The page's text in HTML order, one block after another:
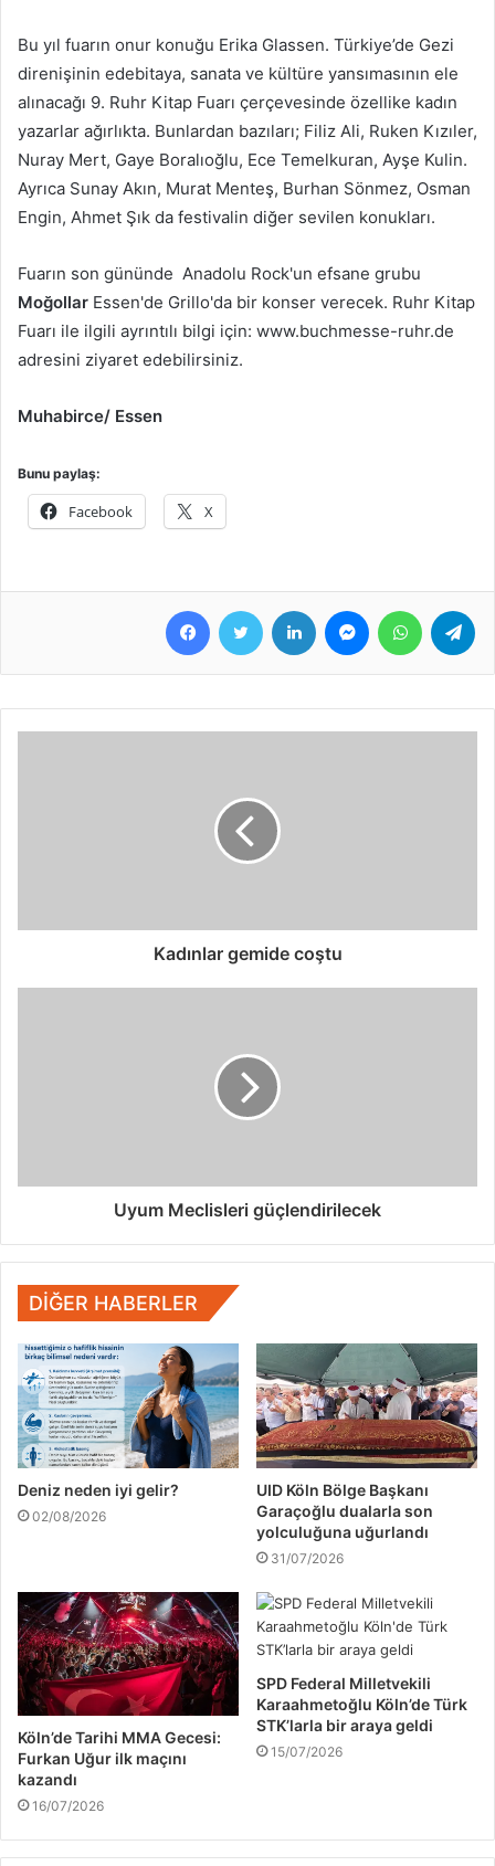
Bu yıl fuarın onur konuğu Erika Glassen. Türkiye’de Gezi
direnişinin edebitaya, sanata ve kültüre yansımasının ele
alınacağı 9. Ruhr Kitap Fuarı çerçevesinde özellike kadın
yazarlar ağırlıkta. Bunlardan bazıları; Filiz Ali, Ruken Kızıler,
Nuray Mert, Gaye Boralıoğlu, Ece Temelkuran, Ayşe Kulin.
Ayrıca Sunay Akın, Murat Menteş, Burhan Sönmez, Osman
Engin, Ahmet Şık da festivalin diğer sevilen konukları.
Fuarın son gününde Anadolu Rock'un efsane grubu
Moğollar Essen'de Grillo'da bir konser verecek. Ruhr Kitap
Fuarı ile ilgili ayrıntılı bilgi için: www.buchmesse-ruhr.de
adresini ziyaret edebilirsiniz.
Muhabirce/ Essen
Bunu paylaş:
Facebook X
Kadınlar gemide coştu
Uyum Meclisleri güçlendirilecek
DIĞER HABERLER
Deniz neden iyi gelir?
02/08/2026
UID Köln Bölge Başkanı
Garaçoğlu dualarla son
yolculuğuna uğurlandı
31/07/2026
Köln’de Tarihi MMA Gecesi:
Furkan Uğur ilk maçını
kazandı
16/07/2026
SPD Federal Milletvekili
Karaahmetoğlu Köln’de Türk
STK’larla bir araya geldi
15/07/2026